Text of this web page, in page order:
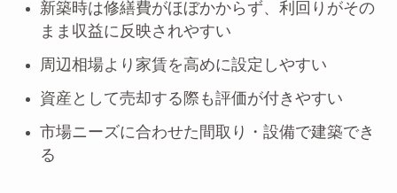
新築時は修繕費がほぼかからず、利回りがその
まま収益に反映されやすい
周辺相場より家賃を高めに設定しやすい
資産として売却する際も評価が付きやすい
市場ニーズに合わせた間取り・設備で建築でき
る